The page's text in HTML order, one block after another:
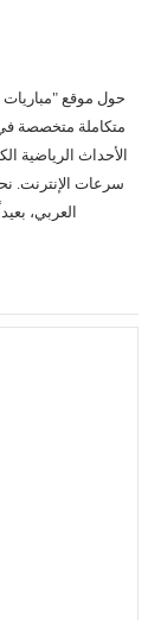
حول موقع
متكاملة متخصصة
سرعات الإنترنت.
العربي،